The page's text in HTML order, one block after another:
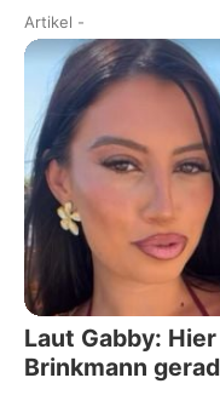
Artikel -
Laut Gabby:
Brinkmann